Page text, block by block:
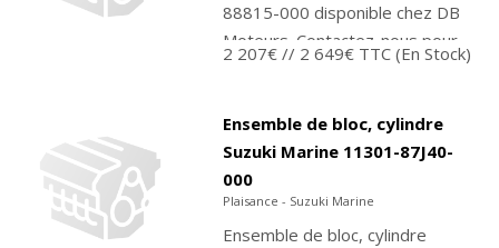
88815-000 disponible chez DB
Moteurs. Contactez-nous pour
commander ou achetez
PMTO.fr !
2 207€ // 2 649€ TTC (En Stock)
Ensemble de bloc, cylindre
Suzuki Marine 11301-87J40-
000
Plaisance - Suzuki Marine
Ensemble de bloc, cylindre